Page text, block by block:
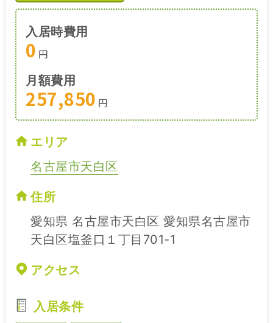
入居時費用
0 円
月額費用
257,850 円
エリア
名古屋市天白区
住所
愛知県 名古屋市天白区 愛知県名古屋市
天白区塩釜口１丁目701-1
アクセス
入居条件